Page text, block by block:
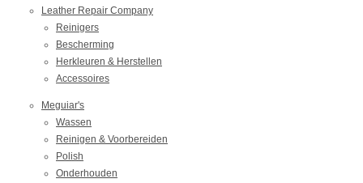
Leather Repair Company
Reinigers
Bescherming
Herkleuren & Herstellen
Accessoires
Meguiar's
Wassen
Reinigen & Voorbereiden
Polish
Onderhouden